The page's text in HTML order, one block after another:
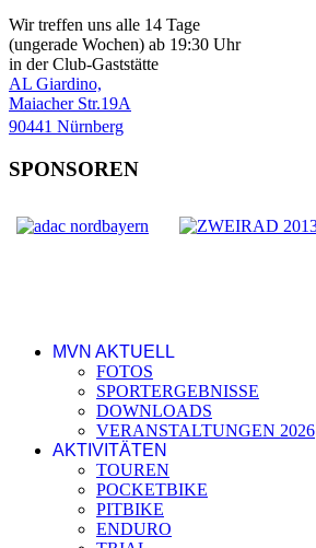
Wir treffen uns alle 14 Tage
(ungerade Wochen) ab 19:30 Uhr
in der Club-Gaststätte
AL Giardino,
Maiacher Str.19A
90441 Nürnberg
SPONSOREN
MVN AKTUELL
FOTOS
SPORTERGEBNISSE
DOWNLOADS
VERANSTALTUNGEN 2026
AKTIVITÄTEN
TOUREN
POCKETBIKE
PITBIKE
ENDURO